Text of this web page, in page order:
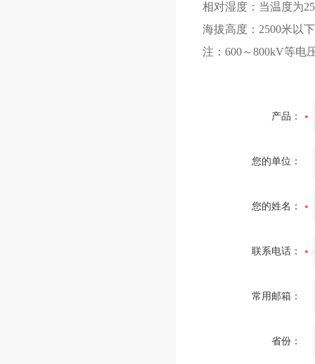
相对湿度：当温度为
海拔高度：2500米以下
注：600～800kV等电
产品：
您的单位：
您的姓名：
联系电话：
常用邮箱：
省份：